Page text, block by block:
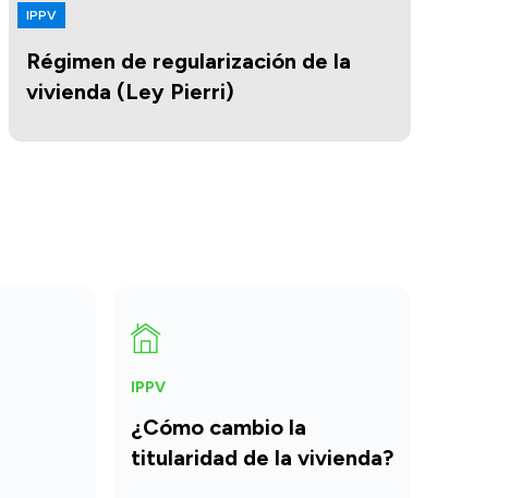
Régimen de regularización de la
vivienda (Ley Pierri)
IPPV
¿Cómo cambio la
titularidad de la vivienda?
IPPV